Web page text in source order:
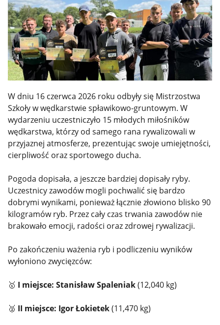
W dniu 16 czerwca 2026 roku odbyły się Mistrzostwa
Szkoły w wędkarstwie spławikowo-gruntowym. W
wydarzeniu uczestniczyło 15 młodych miłośników
wędkarstwa, którzy od samego rana rywalizowali w
przyjaznej atmosferze, prezentując swoje umiejętności,
cierpliwość oraz sportowego ducha.
Pogoda dopisała, a jeszcze bardziej dopisały ryby.
Uczestnicy zawodów mogli pochwalić się bardzo
dobrymi wynikami, ponieważ łącznie złowiono blisko 90
kilogramów ryb. Przez cały czas trwania zawodów nie
brakowało emocji, radości oraz zdrowej rywalizacji.
Po zakończeniu ważenia ryb i podliczeniu wyników
wyłoniono zwycięzców:
🥇 I miejsce: Stanisław Spaleniak(12,040 kg)
🥈 II miejsce: Igor Łokietek(11,470 kg)